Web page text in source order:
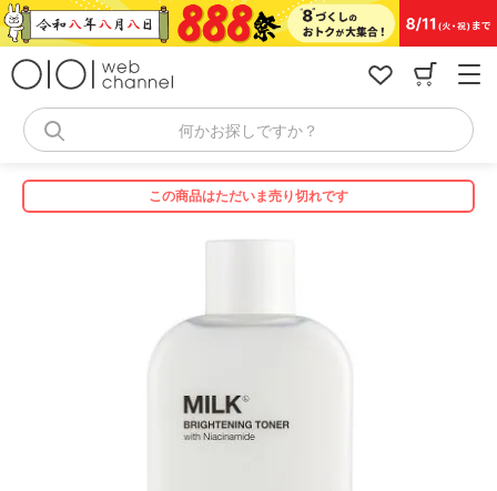
コ
ン
何かお探しですか？
この商品はただいま売り切れです